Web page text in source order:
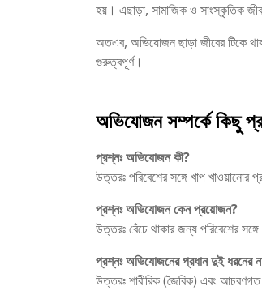
হয়। এছাড়া, সামাজিক ও সাংস্কৃতিক
অতএব, অভিযোজন ছাড়া জীবের টিকে
গুরুত্বপূর্ণ।
অভিযোজন সম্পর্কে কিছু
প্রশ্নঃ অভিযোজন কী?
উত্তরঃ পরিবেশের সঙ্গে খাপ খাওয়ানোর
প্রশ্নঃ অভিযোজন কেন প্রয়োজন?
উত্তরঃ বেঁচে থাকার জন্য পরিবেশের
প্রশ্নঃ অভিযোজনের প্রধান দুই ধরনের
উত্তরঃ শারীরিক (জৈবিক) এবং